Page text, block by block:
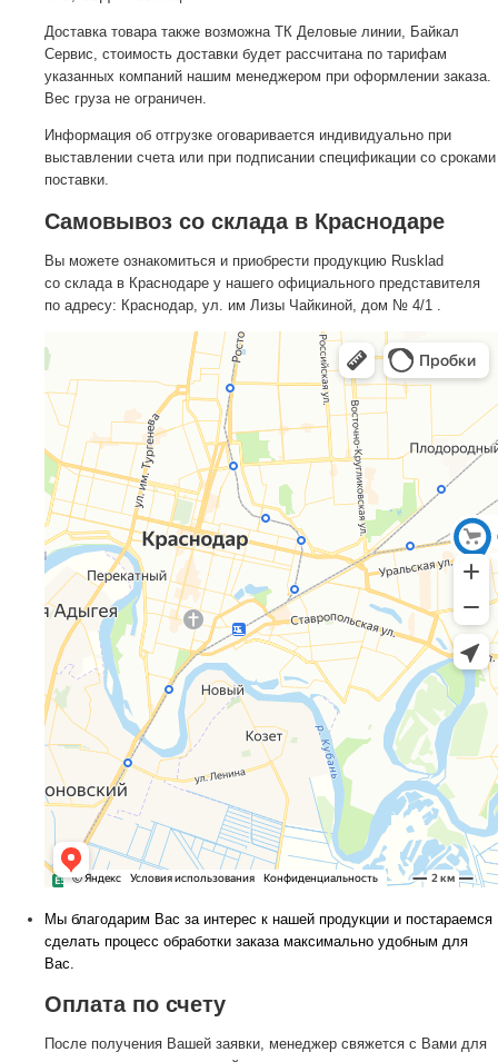
Доставка товара также возможна ТК Деловые линии, Байкал
Сервис, стоимость доставки будет рассчитана по тарифам
указанных компаний нашим менеджером при оформлении заказа.
Вес груза не ограничен.
Информация об отгрузке оговаривается индивидуально при
выставлении счета или при подписании спецификации со сроками
поставки.
Самовывоз со склада в Краснодаре
Вы можете ознакомиться и приобрести продукцию Rusklad
со склада в Краснодаре у нашего официального представителя
по адресу: Краснодар, ул. им Лизы Чайкиной, дом № 4/1 .
Мы благодарим Вас за интерес к нашей продукции и постараемся
сделать процесс обработки заказа максимально удобным для
Вас.
Оплата по счету
После получения Вашей заявки, менеджер свяжется с Вами для